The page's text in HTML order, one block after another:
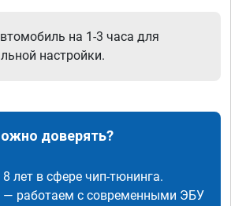
на 1-3 часа для
настройки.
доверять?
лет в сфере чип-тюнинга.
— работаем с современными ЭБУ